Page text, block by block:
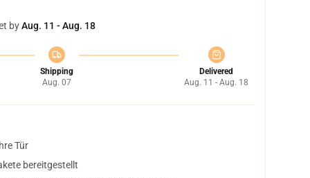
byAug. 11 - Aug. 18
Shipping
Aug. 07
Delivered
Aug. 11 - Aug. 18
Tür
bereitgestellt